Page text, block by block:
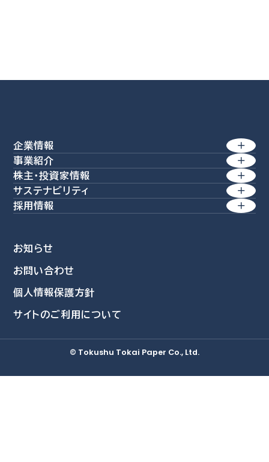
企業情報
トップメッセージ
経営理念 / 行動規範
コーポレート・アイデンティティー
会社概要
沿革
事業所・グループ拠点
事業紹介
製紙事業
産業素材
環境関連事業
資源再活用
株主・投資家情報
経営方針
株式情報
IRライブラリ
個人投資家の皆さまへ
IRカレンダー
IRに関するよくあるご質問
サステナビリティ
方針一覧
ガバナンス
データ集
ESGデータ集
採用情報
社員を知る
新卒採用情報
採用担当者より
募集要項
お知らせ
お問い合わせ
個人情報保護方針
サイトのご利用について
© Tokushu Tokai Paper Co., Ltd.